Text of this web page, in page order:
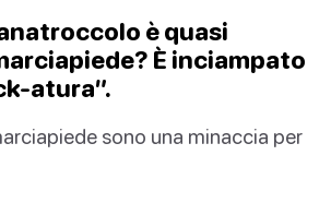
è quasi
È inciampato
atura”.
sono una minaccia per